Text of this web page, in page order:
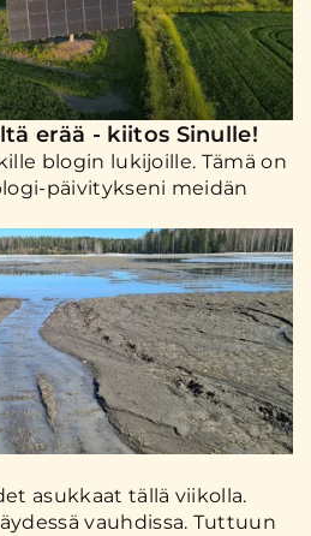
erää - kiitos Sinulle!
blogin lukijoille. Tämä on
päivitykseni meidän
asukkaat tällä viikolla.
vauhdissa. Tuttuun